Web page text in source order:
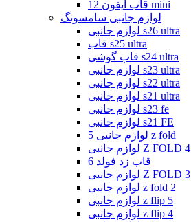
قاب ایفون 12 mini
لوازم جانبی سامسونگ
لوازم جانبی s26 ultra
قاب s25 ultra
قاب گوشی s24 ultra
لوازم جانبی s23 ultra
لوازم جانبی s22 ultra
لوازم جانبی s21 ultra
لوازم جانبی s23 fe
لوازم جانبی s21 FE
لوازم جانبی 5 z fold
لوازم جانبی Z FOLD 4
قاب زد فولد 6
لوازم جانبی Z FOLD 3
لوازم جانبی z fold 2
لوازم جانبی z flip 5
لوازم جانبی z flip 4